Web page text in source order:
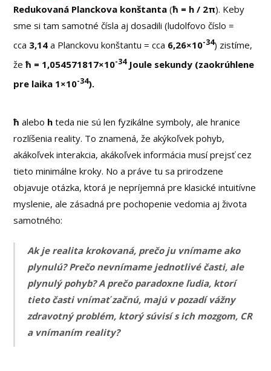
Redukovaná Planckova konštanta (ħ = h / 2π). Keby
sme si tam samotné čísla aj dosadili (ludolfovo číslo =
cca 3,14 a Planckovu konštantu = cca 6,26×10-34) zistíme,
žeħ = 1,054571817×10-34Joule sekundy (zaokrúhlene
pre laika 1×10-34).
ħalebo h teda nie sú len fyzikálne symboly, ale hranice
rozlíšenia reality. To znamená, že akýkoľvek pohyb,
akákoľvek interakcia, akákoľvek informácia musí prejsť cez
tieto minimálne kroky. No a práve tu sa prirodzene
objavuje otázka, ktorá je nepríjemná pre klasické intuitívne
myslenie, ale zásadná pre pochopenie vedomia aj života
samotného:
Ak je realita krokovaná, prečo ju vnímame ako
plynulú? Prečo nevnímame jednotlivé časti, ale
plynulý pohyb? A prečo paradoxne ľudia, ktorí
tieto časti vnímať začnú, majú v pozadí vážny
zdravotný problém, ktorý súvisí s ich mozgom, CR
a vnímaním reality?